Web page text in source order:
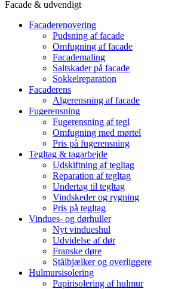
Facade & udvendigt
Facaderenovering
Pudsning af facade
Omfugning af facade
Facademaling
Saltskader på facade
Sokkelreparation
Facaderens
Algerensning af facade
Fugerensning
Fugerensning af tegl
Omfugning med mørtel
Pris på fugerensning
Tegltag & tagarbejde
Udskiftning af tegltag
Reparation af tegltag
Undertag til tegltag
Vindskeder og rygning
Pris på tegltag
Vindues- og dørhuller
Nyt vindueshul
Udvidelse af dør
Franske døre
Stålbjælker og overliggere
Hulmursisolering
Papirisolering af hulmur